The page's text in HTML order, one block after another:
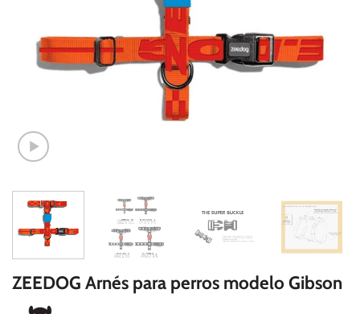
ZEEDOG Arnés para perros modelo Gibson